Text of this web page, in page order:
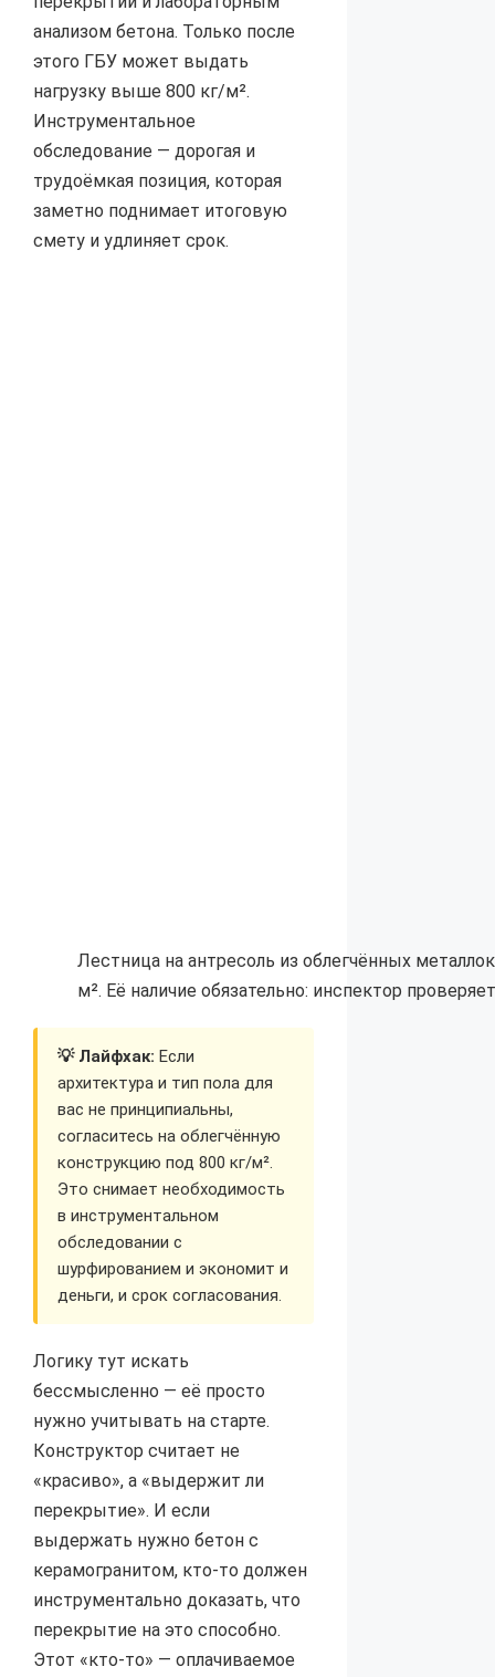
анализом бетона. Только после
этого ГБУ может выдать
нагрузку выше 800 кг/м².
Инструментальное
обследование — дорогая и
трудоёмкая позиция, которая
заметно поднимает итоговую
смету и удлиняет срок.
Лестница на антресоль из облегчённых
м². Её наличие обязательно: инспектор
💡 Лайфхак: Если
архитектура и тип пола для
вас не принципиальны,
согласитесь на облегчённую
конструкцию под 800 кг/м².
Это снимает необходимость
в инструментальном
обследовании с
шурфированием и экономит и
деньги, и срок согласования.
Логику тут искать
бессмысленно — её просто
нужно учитывать на старте.
Конструктор считает не
«красиво», а «выдержит ли
перекрытие». И если
выдержать нужно бетон с
керамогранитом, кто-то должен
инструментально доказать, что
перекрытие на это способно.
Этот «кто-то» — оплачиваемое